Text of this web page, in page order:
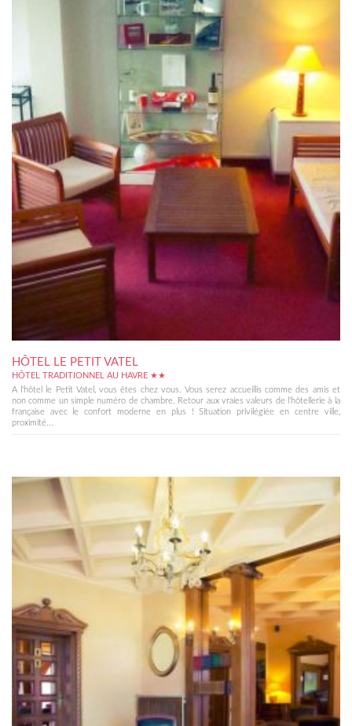
HÔTEL LE PETIT VATEL
HÔTEL TRADITIONNEL AU HAVRE ★★
A l'hôtel le Petit Vatel, vous êtes chez vous. Vous serez accueillis comme des amis et
non comme un simple numéro de chambre. Retour aux vraies valeurs de l’hôtellerie à la
française avec le confort moderne en plus ! Situation privilégiée en centre ville,
proximité...